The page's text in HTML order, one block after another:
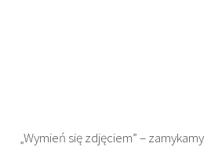
„Wymień się zdjęciem” – zamykamy